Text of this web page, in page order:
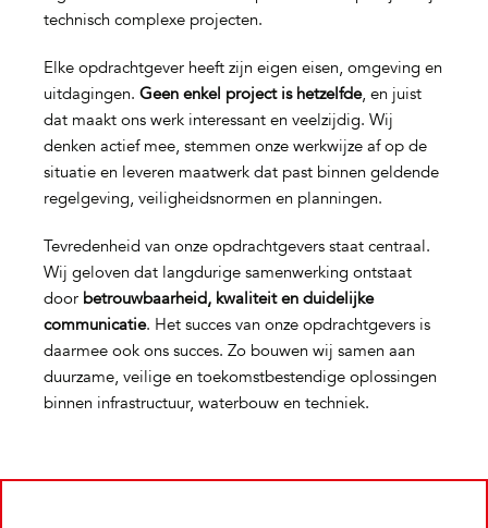
technisch complexe projecten.
Elke opdrachtgever heeft zijn eigen eisen, omgeving en
uitdagingen. Geen enkel project is hetzelfde, en juist
dat maakt ons werk interessant en veelzijdig. Wij
denken actief mee, stemmen onze werkwijze af op de
situatie en leveren maatwerk dat past binnen geldende
regelgeving, veiligheidsnormen en planningen.
Tevredenheid van onze opdrachtgevers staat centraal.
Wij geloven dat langdurige samenwerking ontstaat
door betrouwbaarheid, kwaliteit en duidelijke
communicatie. Het succes van onze opdrachtgevers is
daarmee ook ons succes. Zo bouwen wij samen aan
duurzame, veilige en toekomstbestendige oplossingen
binnen infrastructuur, waterbouw en techniek.